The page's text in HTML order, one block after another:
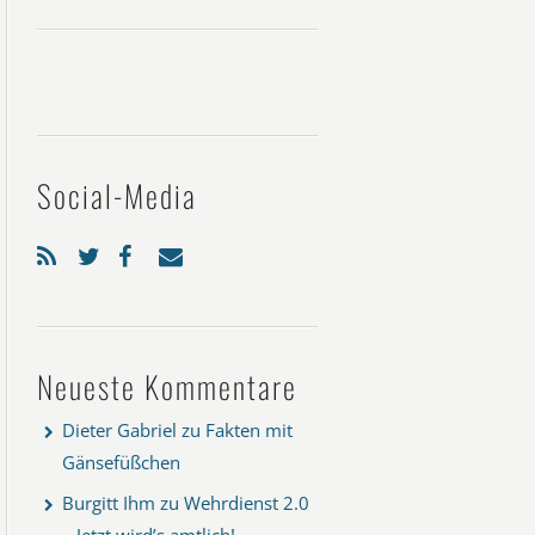
Social-Media
Neueste Kommentare
Dieter Gabriel zu Fakten mit
Gänsefüßchen
Burgitt Ihm zu Wehrdienst 2.0